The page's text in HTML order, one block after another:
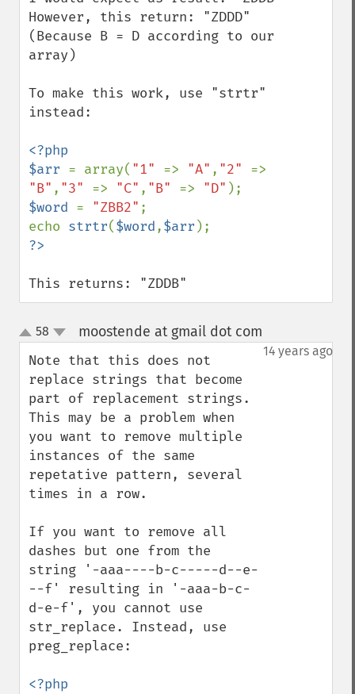
However, this return: "ZDDD"
(Because B = D according to our
array)
To make this work, use "strtr"
instead:
<?php
$arr = array( "1" => "A" , "2"
"B" , "3" => "C" , "B" => "D"
$word = "ZBB2" ;
echo strtr($word,$arr
This returns: "ZDDB"
up
down
58 moostende at gmail dot com
14 years ago
Note that this does not
replace strings that become
part of replacement strings.
This may be a problem when
you want to remove multiple
instances of the same
repetative pattern, several
times in a row.
If you want to remove all
dashes but one from the
string '-aaa----b-c-----d--e-
--f' resulting in '-aaa-b-c-
d-e-f', you cannot use
str_replace. Instead, use
preg_replace:
<?php